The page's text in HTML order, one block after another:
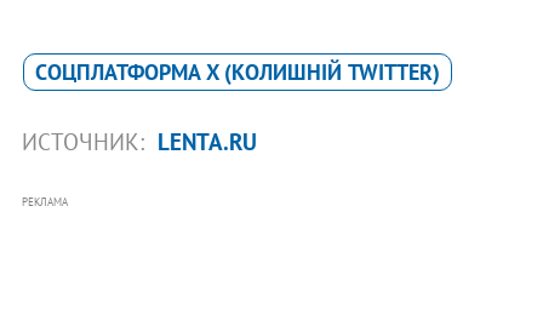
CОЦПЛАТФОРМА X (КОЛИШНІЙ TWITTER)
ИСТОЧНИК: LENTA.RU
РЕКЛАМА